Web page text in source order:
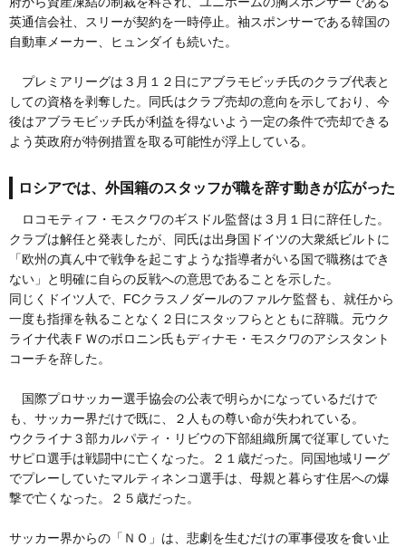
英通信会社、スリーが契約を一時停止。袖スポンサーである韓国の
自動車メーカー、ヒュンダイも続いた。
プレミアリーグは３月１２日にアブラモビッチ氏のクラブ代表と
しての資格を剥奪した。同氏はクラブ売却の意向を示しており、今
後はアブラモビッチ氏が利益を得ないよう一定の条件で売却できる
よう英政府が特例措置を取る可能性が浮上している。
ロシアでは、外国籍のスタッフが職を辞す動きが広がった
ロコモティフ・モスクワのギスドル監督は３月１日に辞任した。
クラブは解任と発表したが、同氏は出身国ドイツの大衆紙ビルトに
「欧州の真ん中で戦争を起こすような指導者がいる国で職務はでき
ない」と明確に自らの反戦への意思であることを示した。
同じくドイツ人で、FCクラスノダールのファルケ監督も、就任から
一度も指揮を執ることなく２日にスタッフらとともに辞職。元ウク
ライナ代表ＦＷのボロニン氏もディナモ・モスクワのアシスタント
コーチを辞した。
国際プロサッカー選手協会の公表で明らかになっているだけで
も、サッカー界だけで既に、２人もの尊い命が失われている。
ウクライナ３部カルパティ・リビウの下部組織所属で従軍していた
サピロ選手は戦闘中に亡くなった。２１歳だった。同国地域リーグ
でプレーしていたマルティネンコ選手は、母親と暮らす住居への爆
撃で亡くなった。２５歳だった。
サッカー界からの「ＮＯ」は、悲劇を生むだけの軍事侵攻を食い止